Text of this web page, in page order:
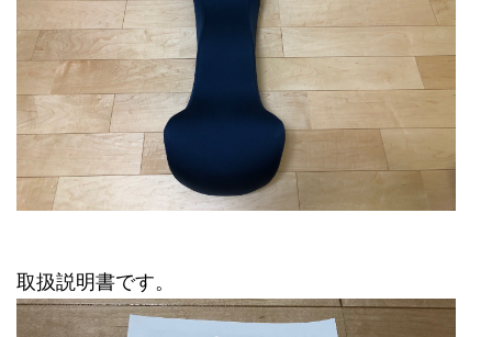
取扱説明書です。